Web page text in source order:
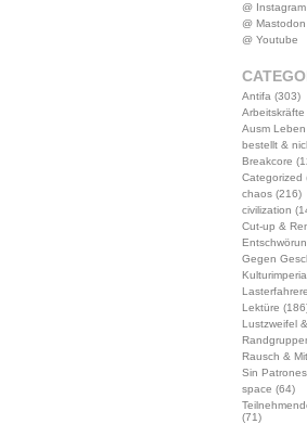
@ Instagram
@ Mastodon
@ Youtube
Antifa (303)
Arbeitskräfte
Ausm Leben
bestellt &
Breakcore
Categorized
chaos(216)
civilization
Cut-up &
Gegen
Lektüre
Lustzweifel
Rausch &
Sin
space (64)
(71)